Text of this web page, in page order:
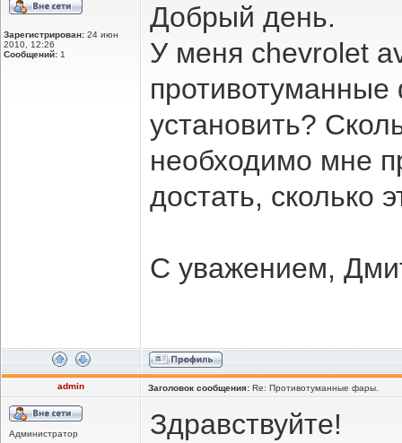
Зарегистрирован: 24 июн
2010, 12:26
Сообщений: 1
Добрый день.
У меня chevrolet
установить?
необходимо мне
достать, сколько
С уважением,
admin Заголовок сообщения: Re: Противотуманные фары.
Администратор
Здравствуйте!